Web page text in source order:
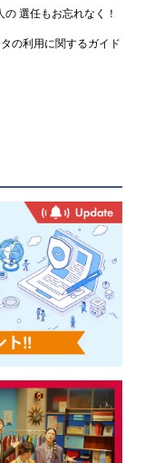
選任もお忘れなく！
の利用に関するガイド